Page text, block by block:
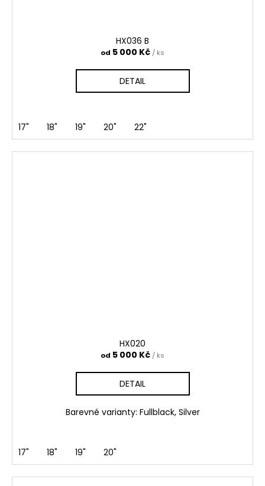
HX036 B
od 5 000 Kč / ks
DETAIL
17" 18" 19" 20" 22"
HX020
od 5 000 Kč / ks
DETAIL
Barevné varianty: Fullblack, Silver
17" 18" 19" 20"